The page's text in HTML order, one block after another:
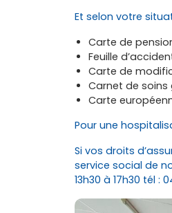
Et selon votre
Carte de
Feuille
Carte de
Carnet de
Carte
Pour une
Si vos droits
service social de
13h30 à 17h30 tél :